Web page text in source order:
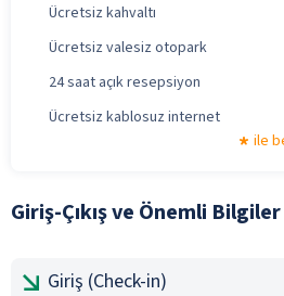
Ücretsiz kahvaltı
Ücretsiz valesiz otopark
24 saat açık resepsiyon
Ücretsiz kablosuz internet
ile
Giriş-Çıkış ve Önemli Bilgiler
Giriş (Check-in)